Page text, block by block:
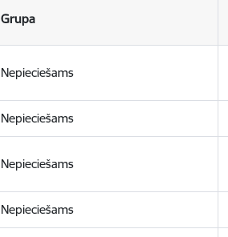
Grupa
Nepieciešams
Nepieciešams
Nepieciešams
Nepieciešams